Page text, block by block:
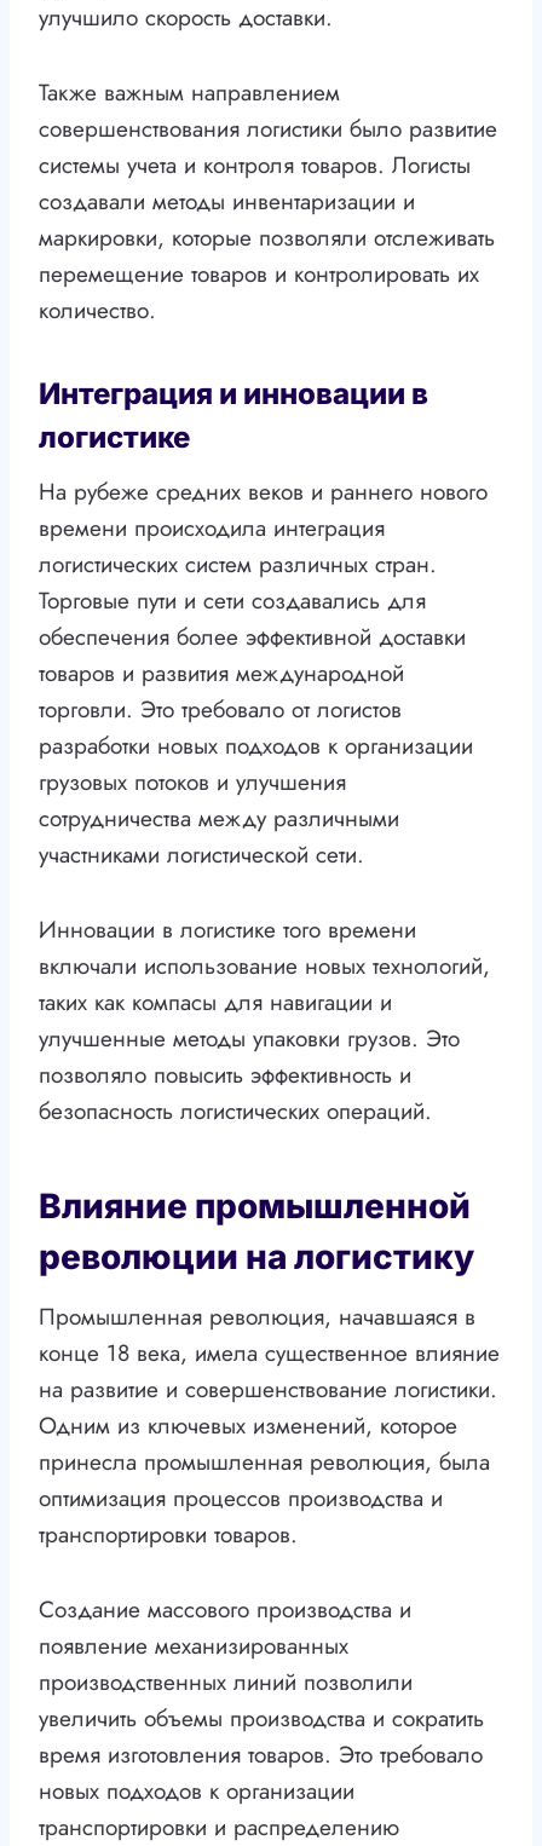
улучшило скорость доставки.
Также важным направлением
совершенствования логистики было развитие
системы учета и контроля товаров. Логисты
создавали методы инвентаризации и
маркировки, которые позволяли отслеживать
перемещение товаров и контролировать их
количество.
Интеграция и инновации в
логистике
На рубеже средних веков и раннего нового
времени происходила интеграция
логистических систем различных стран.
Торговые пути и сети создавались для
обеспечения более эффективной доставки
товаров и развития международной
торговли. Это требовало от логистов
разработки новых подходов к организации
грузовых потоков и улучшения
сотрудничества между различными
участниками логистической сети.
Инновации в логистике того времени
включали использование новых технологий,
таких как компасы для навигации и
улучшенные методы упаковки грузов. Это
позволяло повысить эффективность и
безопасность логистических операций.
Влияние промышленной
революции на логистику
Промышленная революция, начавшаяся в
конце 18 века, имела существенное влияние
на развитие и совершенствование логистики.
Одним из ключевых изменений, которое
принесла промышленная революция, была
оптимизация процессов производства и
транспортировки товаров.
Создание массового производства и
появление механизированных
производственных линий позволили
увеличить объемы производства и сократить
время изготовления товаров. Это требовало
новых подходов к организации
транспортировки и распределению